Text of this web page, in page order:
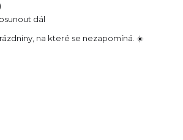
dál
na které se nezapomíná. ☀️